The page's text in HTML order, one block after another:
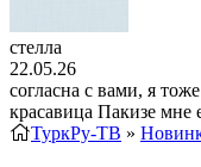
стелла
22.05.26
согласна с вами, я
красавица Пакизе мне
ТуркРу-ТВ »